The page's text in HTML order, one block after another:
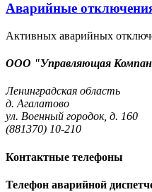
Аварийные
Активных аварийных
ООО "Управляющая
Ленинградская область
д. Агалатово
ул. Военный городок, д. 160
(881370) 10-210
Контактные телефоны
Телефон аварийной